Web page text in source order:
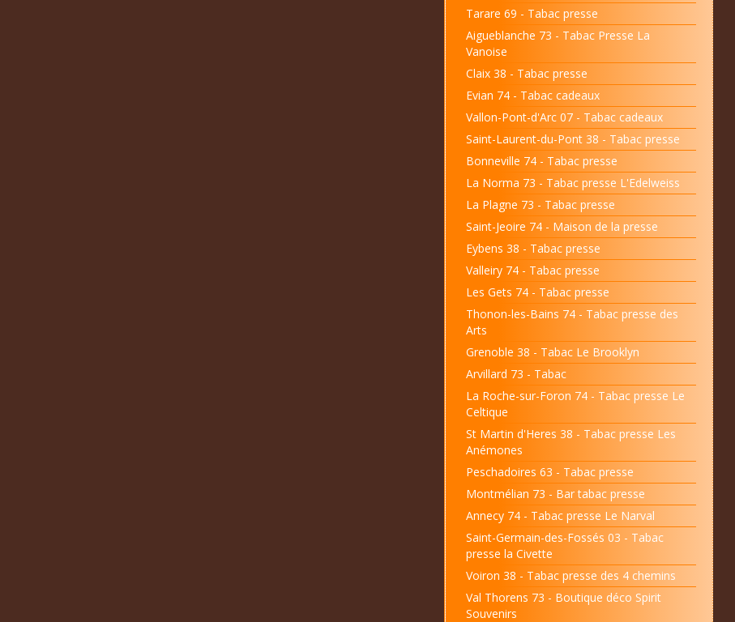
Tarare 69 - Tabac presse
Aigueblanche 73 - Tabac Presse La
Vanoise
Claix 38 - Tabac presse
Evian 74 - Tabac cadeaux
Vallon-Pont-d'Arc 07 - Tabac cadeaux
Saint-Laurent-du-Pont 38 - Tabac presse
Bonneville 74 - Tabac presse
La Norma 73 - Tabac presse L'Edelweiss
La Plagne 73 - Tabac presse
Saint-Jeoire 74 - Maison de la presse
Eybens 38 - Tabac presse
Valleiry 74 - Tabac presse
Les Gets 74 - Tabac presse
Thonon-les-Bains 74 - Tabac presse des
Arts
Grenoble 38 - Tabac Le Brooklyn
Arvillard 73 - Tabac
La Roche-sur-Foron 74 - Tabac presse Le
Celtique
St Martin d'Heres 38 - Tabac presse Les
Anémones
Peschadoires 63 - Tabac presse
Montmélian 73 - Bar tabac presse
Annecy 74 - Tabac presse Le Narval
Saint-Germain-des-Fossés 03 - Tabac
presse la Civette
Voiron 38 - Tabac presse des 4 chemins
Val Thorens 73 - Boutique déco Spirit
Souvenirs